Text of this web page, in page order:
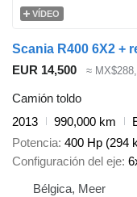
VÍDEO
Scania R400 6X2 +
EUR 14,500
≈
Camión toldo
2013
990,000 km
Potencia 400 Hp (294
Configuración del eje
Bélgica, Meer